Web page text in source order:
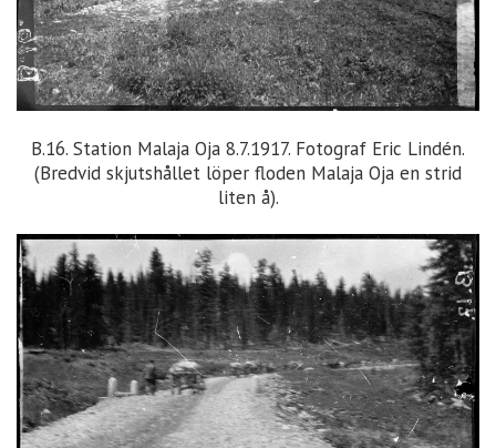
B.16. Station Malaja Oja 8.7.1917. Fotograf Eric Lindén.
(Bredvid skjutshållet löper floden Malaja Oja en strid
liten å).